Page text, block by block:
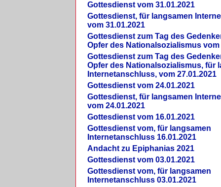
Gottesdienst vom 31.01.2021
Gottesdienst, für langsamen
vom 31.01.2021
Gottesdienst zum Tag des
Opfer des Nationalsozialismus vom
Gottesdienst zum Tag des
Opfer des Nationalsozialismus, für
Internetanschluss, vom 27.01.2021
Gottesdienst vom 24.01.2021
Gottesdienst, für langsamen
vom 24.01.2021
Gottesdienst vom 16.01.2021
Gottesdienst vom, für langsamen
Internetanschluss 16.01.2021
Andacht zu Epiphanias 2021
Gottesdienst vom 03.01.2021
Gottesdienst vom, für langsamen
Internetanschluss 03.01.2021